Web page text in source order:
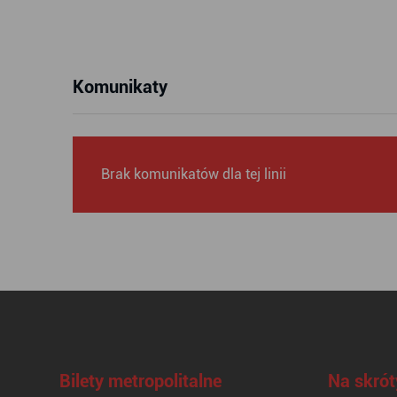
Komunikaty
Brak komunikatów dla tej linii
Bilety metropolitalne Na